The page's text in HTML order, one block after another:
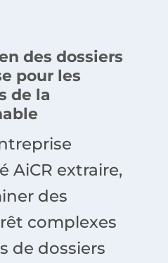
des dossiers
pour les
de la
AiCR extraire,
des
complexes
de dossiers